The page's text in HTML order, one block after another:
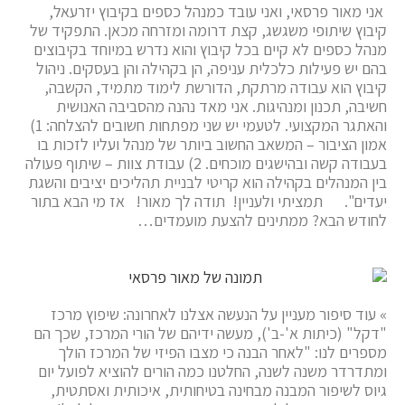
אני מאור פרסאי, ואני עובד כמנהל כספים בקיבוץ יזרעאל,
קיבוץ שיתופי משגשג, קצת דרומה ומזרחה מכאן. התפקיד של
מנהל כספים לא קיים בכל קיבוץ והוא נדרש במיוחד בקיבוצים
בהם יש פעילות כלכלית עניפה, הן בקהילה והן בעסקים. ניהול
קיבוץ הוא עבודה מרתקת, הדורשת לימוד מתמיד, הקשבה,
חשיבה, תכנון ומנהיגות. אני מאד נהנה מהסביבה האנושית
והאתגר המקצועי. לטעמי יש שני מפתחות חשובים להצלחה: 1)
אמון הציבור – המשאב החשוב ביותר של מנהל ועליו לזכות בו
בעבודה קשה ובהישגים מוכחים. 2) עבודת צוות – שיתוף פעולה
בין המנהלים בקהילה הוא קריטי לבניית תהליכים יציבים והשגת
יעדים". תמציתי ולעניין! תודה לך מאור! אז מי הבא בתור
לחודש הבא? ממתינים להצעת מועמדים…
» עוד סיפור מעניין על הנעשה אצלנו לאחרונה: שיפוץ מרכז
"דקל" (כיתות א'-ב'), מעשה ידיהם של הורי המרכז, שכך הם
מספרים לנו: "לאחר הבנה כי מצבו הפיזי של המרכז הולך
ומתדרדר משנה לשנה, החלטנו כמה הורים להוציא לפועל יום
גיוס לשיפור המבנה מבחינה בטיחותית, איכותית ואסתטית,